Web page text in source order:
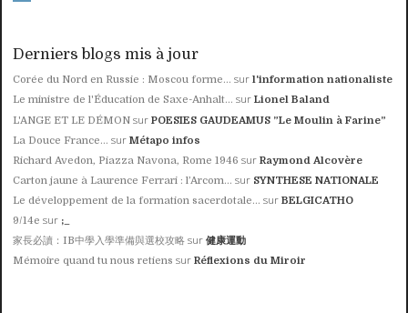
Derniers blogs mis à jour
Corée du Nord en Russie : Moscou forme... surl'information nationaliste
Le ministre de l'Éducation de Saxe-Anhalt... surLionel Baland
L'ANGE ET LE DÉMON surPOESIES GAUDEAMUS ”Le Moulin à Farine”
La Douce France... surMétapo infos
Richard Avedon, Piazza Navona, Rome 1946 surRaymond Alcovère
Carton jaune à Laurence Ferrari : l’Arcom... sur SYNTHESE NATIONALE
Le développement de la formation sacerdotale... surBELGICATHO
9/14e sur ;_
家長必讀：IB中學入學準備與選校攻略 sur健康運動
Mémoire quand tu nous retiens surRéflexions du Miroir